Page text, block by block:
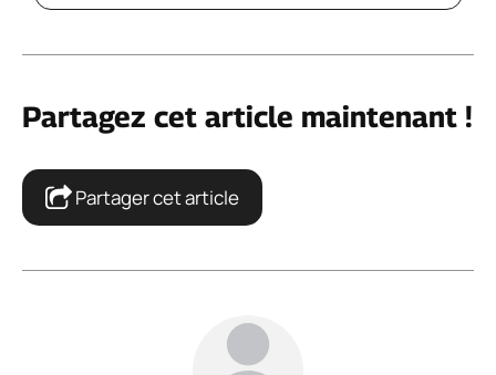
Partagez cet article maintenant !
Partager cet article